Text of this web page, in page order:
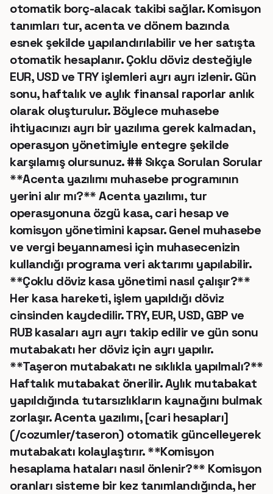
otomatik borç-alacak takibi sağlar. Komisyon
tanımları tur, acenta ve dönem bazında
esnek şekilde yapılandırılabilir ve her satışta
otomatik hesaplanır. Çoklu döviz desteğiyle
EUR, USD ve TRY işlemleri ayrı ayrı izlenir. Gün
sonu, haftalık ve aylık finansal raporlar anlık
olarak oluşturulur. Böylece muhasebe
ihtiyacınızı ayrı bir yazılıma gerek kalmadan,
operasyon yönetimiyle entegre şekilde
karşılamış olursunuz. ## Sıkça Sorulan Sorular
**Acenta yazılımı muhasebe programının
yerini alır mı?** Acenta yazılımı, tur
operasyonuna özgü kasa, cari hesap ve
komisyon yönetimini kapsar. Genel muhasebe
ve vergi beyannamesi için muhasecenizin
kullandığı programa veri aktarımı yapılabilir.
**Çoklu döviz kasa yönetimi nasıl çalışır?**
Her kasa hareketi, işlem yapıldığı döviz
cinsinden kaydedilir. TRY, EUR, USD, GBP ve
RUB kasaları ayrı ayrı takip edilir ve gün sonu
mutabakatı her döviz için ayrı yapılır.
**Taşeron mutabakatı ne sıklıkla yapılmalı?**
Haftalık mutabakat önerilir. Aylık mutabakat
yapıldığında tutarsızlıkların kaynağını bulmak
zorlaşır. Acenta yazılımı, [cari hesapları]
(/cozumler/taseron) otomatik güncelleyerek
mutabakatı kolaylaştırır. **Komisyon
hesaplama hataları nasıl önlenir?** Komisyon
oranları sisteme bir kez tanımlandığında, her